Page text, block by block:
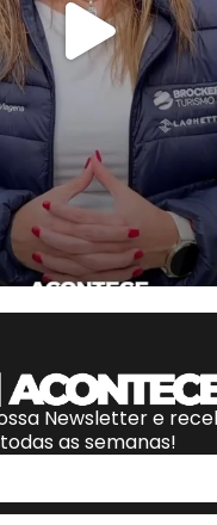
Newsletter e
todas as semanas!